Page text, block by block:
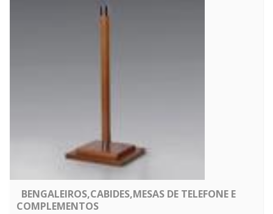
BENGALEIROS,CABIDES,MESAS DE TELEFONE E
COMPLEMENTOS